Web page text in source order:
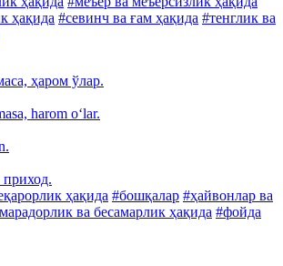
ҳақида #севинч ва ғам ҳақида #тенглик ва
ҳаром ўлар.
harom o‘lar.
приход.
ҳақида #бошқалар #ҳайвонлар ва
ва бесамарлик ҳақида #фойда